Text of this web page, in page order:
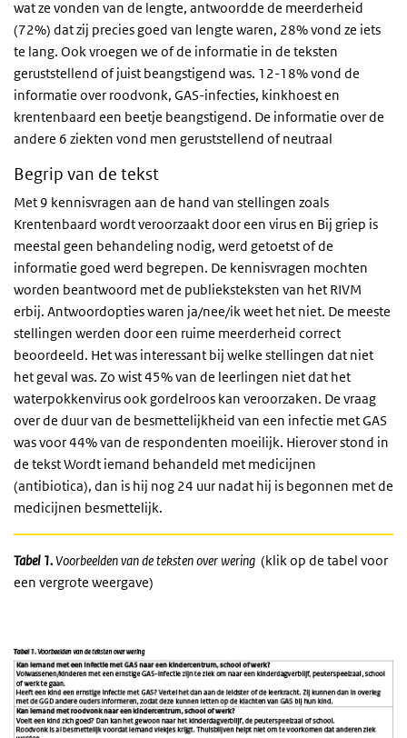
wat ze vonden van de lengte, antwoordde de meerderheid
(72%) dat zij precies goed van lengte waren, 28% vond ze iets
te lang. Ook vroegen we of de informatie in de teksten
geruststellend of juist beangstigend was. 12-18% vond de
informatie over roodvonk, GAS-infecties, kinkhoest en
krentenbaard een beetje beangstigend. De informatie over de
andere 6 ziekten vond men geruststellend of neutraal
Begrip van de tekst
Met 9 kennisvragen aan de hand van stellingen zoals
Krentenbaard wordt veroorzaakt door een virusen Bij griep is
meestal geen behandeling nodig, werd getoetst of de
informatie goed werd begrepen. De kennisvragen mochten
worden beantwoord met de publieksteksten van het RIVM
erbij. Antwoordopties waren ja/nee/ik weet het niet. De meeste
stellingen werden door een ruime meerderheid correct
beoordeeld. Het was interessant bij welke stellingen dat niet
het geval was. Zo wist 45% van de leerlingen niet dat het
waterpokkenvirus ook gordelroos kan veroorzaken. De vraag
over de duur van de besmettelijkheid van een infectie met GAS
was voor 44% van de respondenten moeilijk. Hierover stond in
de tekstWordt iemand behandeld met medicijnen
(antibiotica), dan is hij nog 24 uur nadat hij is begonnen met de
medicijnen besmettelijk.
Tabel 1.Voorbeelden van de teksten over wering (klik op de tabel voor
een vergrote weergave)